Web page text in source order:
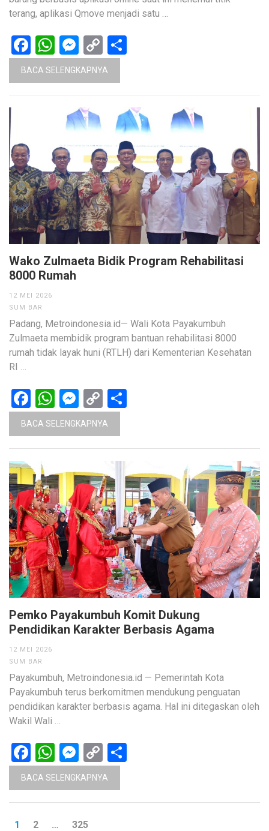
terang, aplikasi Qmove menjadi satu …
Facebook
WhatsApp
Messenger
Copy
Link
BACA SELENGKAPNYA
Wako Zulmaeta Bidik Program Rehabilitasi
8000 Rumah
12 MEI 2026
SUM BAR
Padang, Metroindonesia.id— Wali Kota Payakumbuh
Zulmaeta membidik program bantuan rehabilitasi 8000
rumah tidak layak huni (RTLH) dari Kementerian Kesehatan
RI …
Facebook
WhatsApp
Messenger
Copy
Link
BACA SELENGKAPNYA
Pemko Payakumbuh Komit Dukung
Pendidikan Karakter Berbasis Agama
12 MEI 2026
SUM BAR
Payakumbuh, Metroindonesia.id — Pemerintah Kota
Payakumbuh terus berkomitmen mendukung penguatan
pendidikan karakter berbasis agama. Hal ini ditegaskan oleh
Wakil Wali …
Facebook
WhatsApp
Messenger
Copy
Link
BACA SELENGKAPNYA
Paginasi
HALAMAN
1 HALAMAN
2 … HALAMAN
325